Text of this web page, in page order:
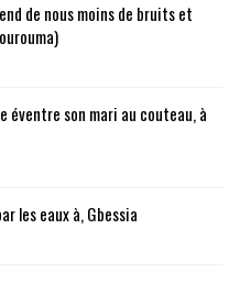
de nous moins de bruits et
éventre son mari au couteau, à
les eaux à, Gbessia